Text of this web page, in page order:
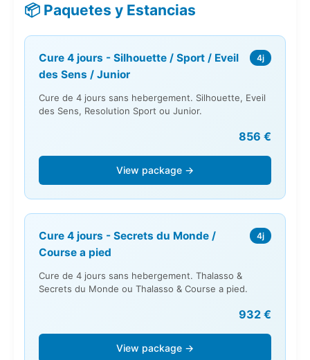
📦 Paquetes y Estancias
Cure 4 jours - Silhouette / Sport / Eveil
des Sens / Junior
4j
Cure de 4 jours sans hebergement. Silhouette, Eveil
des Sens, Resolution Sport ou Junior.
856 €
View package →
Cure 4 jours - Secrets du Monde /
Course a pied
4j
Cure de 4 jours sans hebergement. Thalasso &
Secrets du Monde ou Thalasso & Course a pied.
932 €
View package →